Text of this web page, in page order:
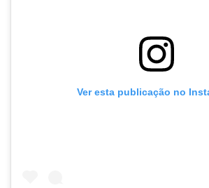
Ver esta publicação no